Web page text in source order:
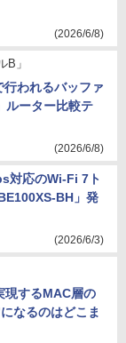
(2026/6/8)
B」
われるバッファ
ルーター比較テ
(2026/6/8)
対応のWi-Fi 7ト
BH」発
(2026/6/3)
現するMAC層の
なるのはどこま